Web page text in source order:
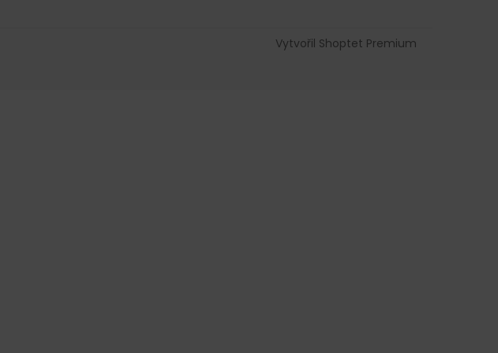
Vytvořil Shoptet Premium